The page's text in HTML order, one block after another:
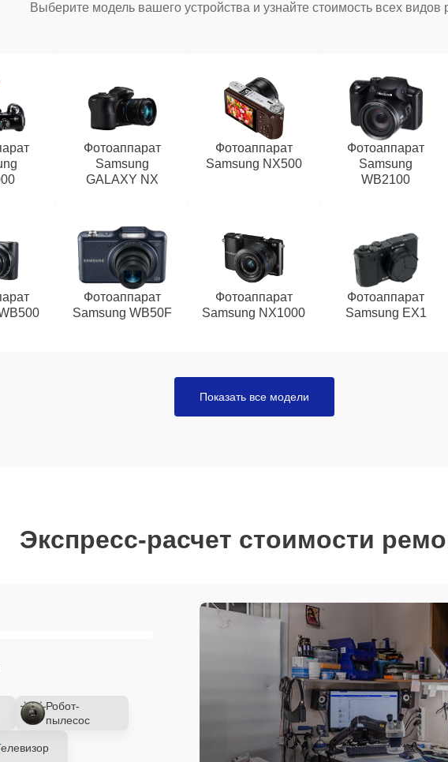
Выберите модель вашего устройства и узнайте стоимость всех видов
Фотоаппарат
Samsung
GALAXY NX
Фотоаппарат
Samsung NX500
Фотоаппарат
Samsung
WB2100
Фотоаппарат
Samsung WB50F
Фотоаппарат
Samsung NX1000
Фотоаппарат
Samsung EX1
Показать все модели
Экспресс-расчет стоимости
Робот-
пылесос